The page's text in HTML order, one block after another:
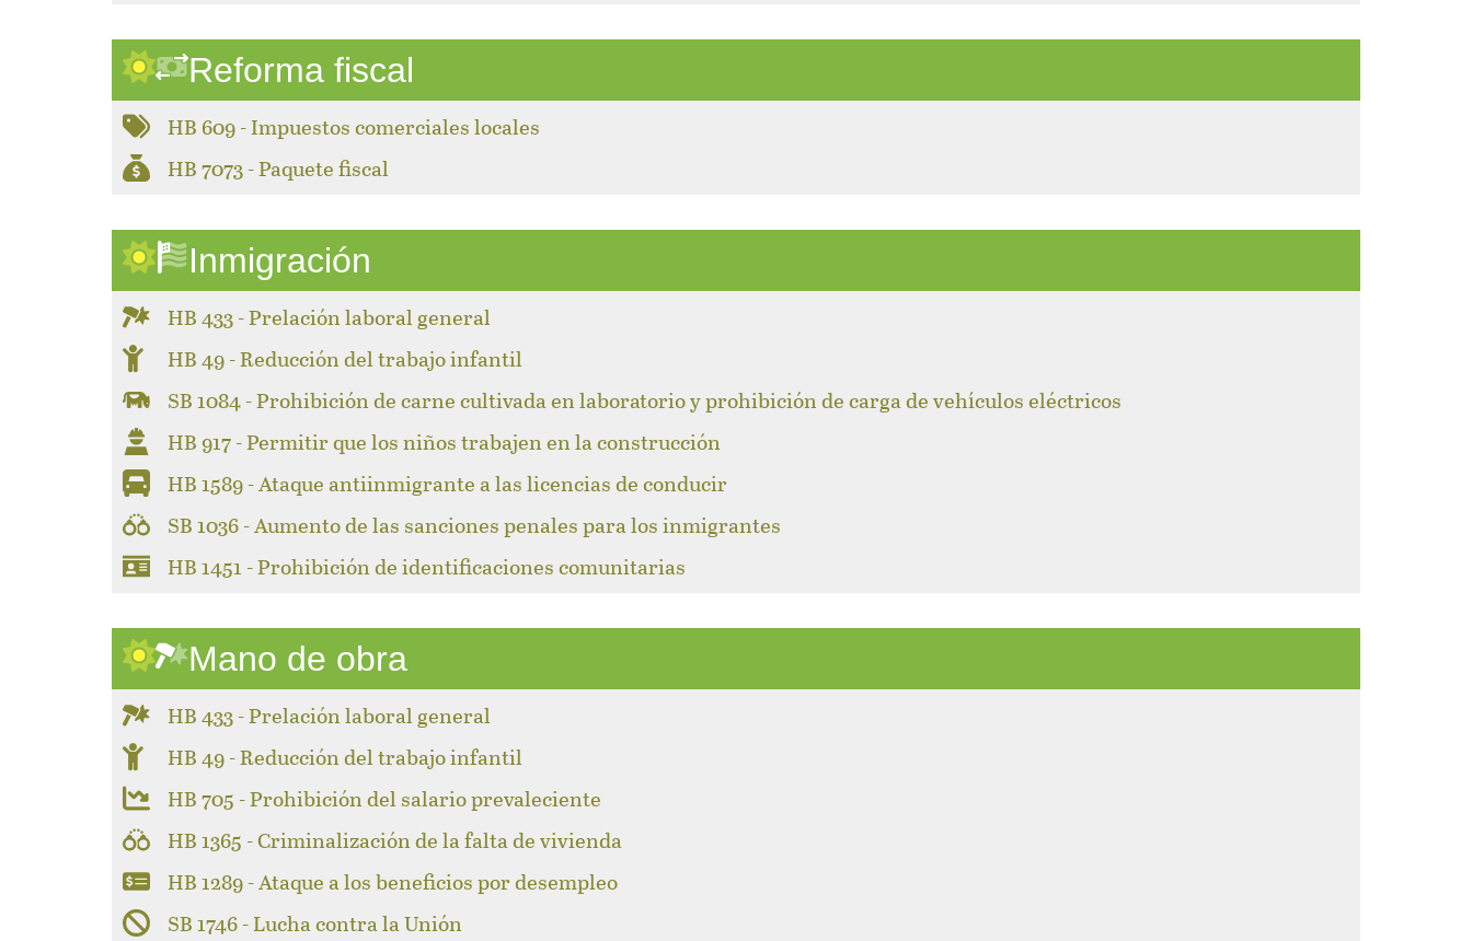
Reforma fiscal
HB 609 - Impuestos comerciales locales
HB 7073 - Paquete fiscal
Inmigración
HB 433 - Prelación laboral general
HB 49 - Reducción del trabajo infantil
SB 1084 - Prohibición de carne cultivada en laboratorio y prohibición de carga de vehículos eléctricos
HB 917 - Permitir que los niños trabajen en la construcción
HB 1589 - Ataque antiinmigrante a las licencias de conducir
SB 1036 - Aumento de las sanciones penales para los inmigrantes
HB 1451 - Prohibición de identificaciones comunitarias
Mano de obra
HB 433 - Prelación laboral general
HB 49 - Reducción del trabajo infantil
HB 705 - Prohibición del salario prevaleciente
HB 1365 - Criminalización de la falta de vivienda
HB 1289 - Ataque a los beneficios por desempleo
SB 1746 - Lucha contra la Unión